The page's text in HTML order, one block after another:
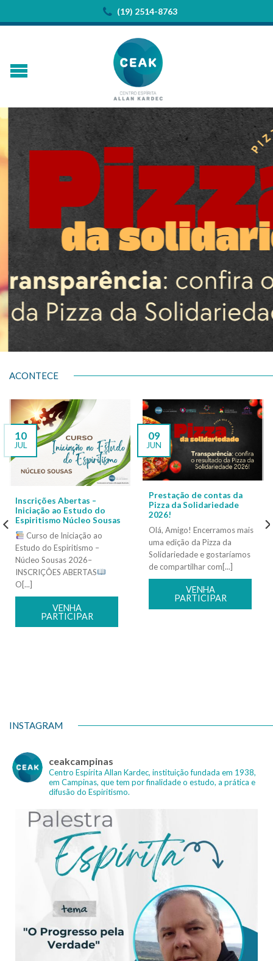
(19) 2514-8763
ACONTECE
Inscrições Abertas –
Iniciação ao Estudo do
Espiritismo Núcleo Sousas
Curso de Iniciação ao
Estudo do Espiritismo –
Núcleo Sousas 2026–
INSCRIÇÕES ABERTAS
O[...]
VENHA
PARTICIPAR
10
JUL
Prestação de contas da
Pizza da Solidariedade
2026!
Olá, Amigo! Encerramos mais
uma edição da Pizza da
Solidariedade e gostaríamos
de compartilhar com[...]
VENHA
PARTICIPAR
09
JUN
INSTAGRAM
ceakcampinas
Centro Espírita Allan Kardec, instituição fundada em 1938,
em Campinas, que tem por finalidade o estudo, a prática e
difusão do Espiritismo.